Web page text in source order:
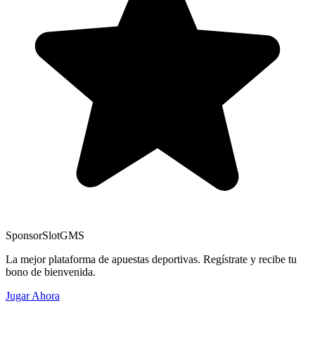
SponsorSlotGMS
La mejor plataforma de apuestas deportivas. Regístrate y recibe tu
bono de bienvenida.
Jugar Ahora